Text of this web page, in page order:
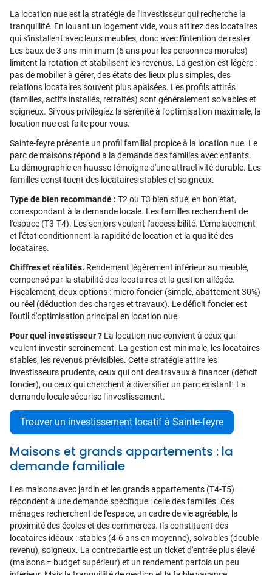
La location nue est la stratégie de l'investisseur qui recherche la
tranquillité. En louant un logement vide, vous attirez des locataires
qui s'installent avec leurs meubles, donc avec l'intention de rester.
Les baux de 3 ans minimum (6 ans pour les personnes morales)
limitent la rotation et stabilisent les revenus. La gestion est légère :
pas de mobilier à gérer, des états des lieux plus simples, des
relations locataires souvent plus apaisées. Les profils attirés
(familles, actifs installés, retraités) sont généralement solvables et
soigneux. Si vous privilégiez la sérénité à l'optimisation maximale, la
location nue est faite pour vous.
Sainte-feyre présente un profil familial propice à la location nue. Le
parc de maisons répond à la demande des familles avec enfants.
La démographie en hausse témoigne d'une attractivité durable. Les
familles constituent des locataires stables et soigneux.
Type de bien recommandé : T2 ou T3 bien situé, en bon état,
correspondant à la demande locale. Les familles recherchent de
l'espace (T3-T4). Les seniors veulent l'accessibilité. L'emplacement
et l'état conditionnent la rapidité de location et la qualité des
locataires.
Chiffres et réalités. Rendement légèrement inférieur au meublé,
compensé par la stabilité des locataires et la gestion allégée.
Fiscalement, deux options : micro-foncier (simple, abattement 30%)
ou réel (déduction des charges et travaux). Le déficit foncier est
l'outil d'optimisation principal en location nue.
Pour quel investisseur ? La location nue convient à ceux qui
veulent investir sereinement. La gestion est minimale, les locataires
stables, les revenus prévisibles. Cette stratégie attire les
investisseurs prudents, ceux qui ont des travaux à financer (déficit
foncier), ou ceux qui cherchent à diversifier un parc existant. La
demande locale sécurise l'investissement.
Trouver un investissement locatif à Sainte-feyre
Maisons et grands appartements : la
demande familiale
Les maisons avec jardin et les grands appartements (T4-T5)
répondent à une demande spécifique : celle des familles. Ces
ménages recherchent de l'espace, un cadre de vie agréable, la
proximité des écoles et des commerces. Ils constituent des
locataires idéaux : stables (4-6 ans en moyenne), solvables (double
revenu), soigneux. La contrepartie est un ticket d'entrée plus élevé
(maisons = budget supérieur) et un rendement parfois un peu